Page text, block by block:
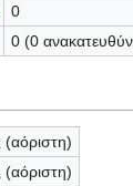
0
0 (0
(αόριστη)
(αόριστη)